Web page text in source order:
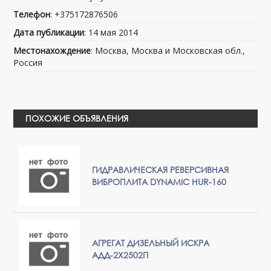
Телефон: +375172876506
Дата публикации: 14 мая 2014
Местонахождение: Москва, Москва и Московская обл.,
Россия
ПОХОЖИЕ ОБЪЯВЛЕНИЯ
ГИДРАВЛИЧЕСКАЯ РЕВЕРСИВНАЯ
ВИБРОПЛИТА DYNAMIC HUR-160
АГРЕГАТ ДИЗЕЛЬНЫЙ ИСКРА
АДД-2Х2502П